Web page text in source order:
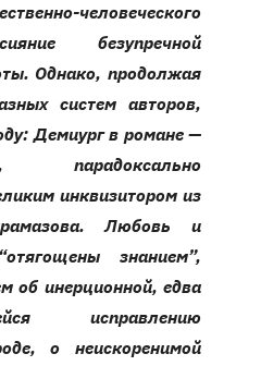
человеческого
безупречной
Однако, продолжая
систем авторов,
Демиург в романе —
инквизитором из
Любовь и
знанием”,
об инерционной, едва
исправлению
о неискоренимой